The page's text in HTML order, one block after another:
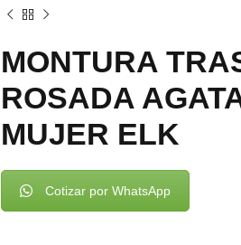
MONTURA
ROSADA
MUJER ELK
Cotizar por WhatsApp